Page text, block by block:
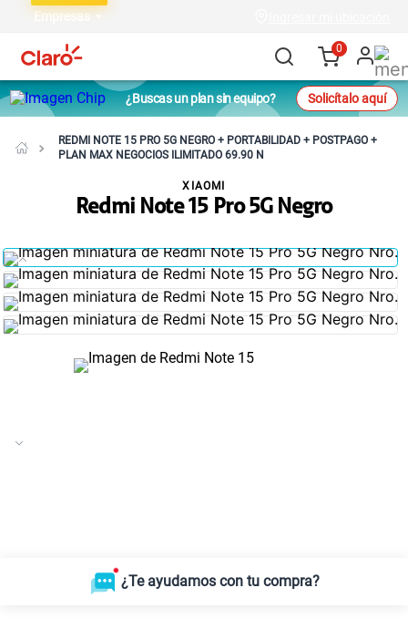
Empresas
0
¿Buscas un plan sin equipo? Solicítalo aquí
REDMI NOTE 15 PRO 5G NEGRO + PORTABILIDAD + POSTPAGO +
PLAN MAX NEGOCIOS ILIMITADO 69.90 N
Redmi Note 15 Pro 5G Negro
XIAOMI
¿Te ayudamos con tu compra?